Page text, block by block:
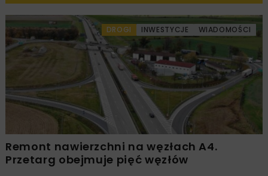
DROGI INWESTYCJE WIADOMOŚCI
Remont nawierzchni na węzłach A4.
Przetarg obejmuje pięć węzłów